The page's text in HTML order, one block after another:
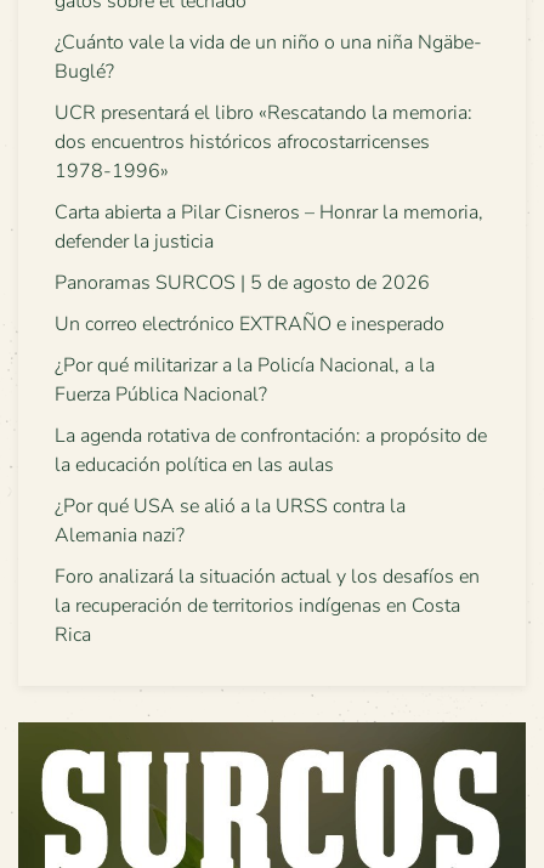
¿Cuánto vale la vida de un niño o una niña Ngäbe-
Buglé?
UCR presentará el libro «Rescatando la memoria:
dos encuentros históricos afrocostarricenses
1978-1996»
Carta abierta a Pilar Cisneros – Honrar la memoria,
defender la justicia
Panoramas SURCOS | 5 de agosto de 2026
Un correo electrónico EXTRAÑO e inesperado
¿Por qué militarizar a la Policía Nacional, a la
Fuerza Pública Nacional?
La agenda rotativa de confrontación: a propósito de
la educación política en las aulas
¿Por qué USA se alió a la URSS contra la
Alemania nazi?
Foro analizará la situación actual y los desafíos en
la recuperación de territorios indígenas en Costa
Rica